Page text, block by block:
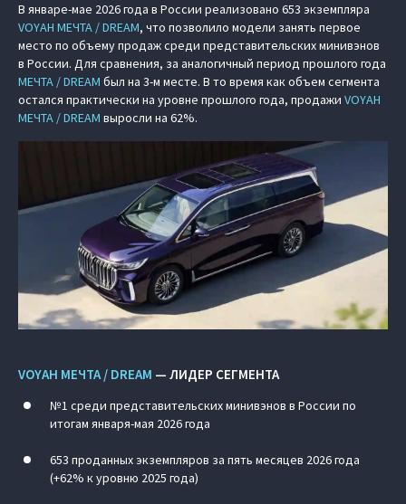
В январе-мае 2026 года в России реализовано 653 экземпляра
VOYAH МЕЧТА / DREAM, что позволило модели занять первое
место по объему продаж среди представительских минивэнов
в России. Для сравнения, за аналогичный период прошлого года
МЕЧТА / DREAM был на 3-м месте. В то время как объем сегмента
остался практически на уровне прошлого года, продажи VOYAH
МЕЧТА / DREAM выросли на 62%.
VOYAH МЕЧТА / DREAM — ЛИДЕР СЕГМЕНТА
№1 среди представительских минивэнов в России по
итогам января-мая 2026 года
653 проданных экземпляров за пять месяцев 2026 года
(+62% к уровню 2025 года)